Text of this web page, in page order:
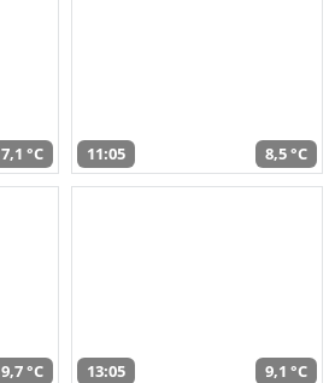
7,1 °C 11:05 8,5 °C
9,7 °C 13:05 9,1 °C